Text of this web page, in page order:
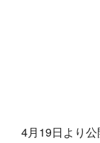
4月19日より公